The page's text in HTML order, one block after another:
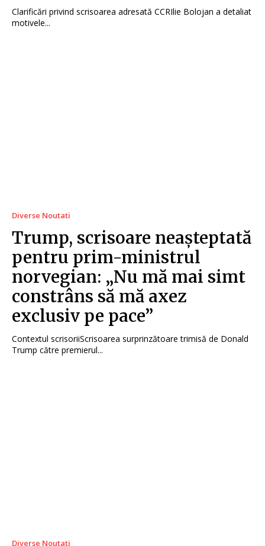
Clarificări privind scrisoarea adresată CCRIlie Bolojan a detaliat
motivele...
Diverse Noutati
Trump, scrisoare neașteptată
pentru prim-ministrul
norvegian: „Nu mă mai simt
constrâns să mă axez
exclusiv pe pace”
Contextul scrisoriiScrisoarea surprinzătoare trimisă de Donald
Trump către premierul...
Diverse Noutati